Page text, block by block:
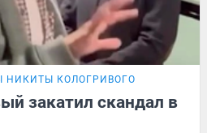
НИКИТЫ КОЛОГРИВОГО
закатил скандал в